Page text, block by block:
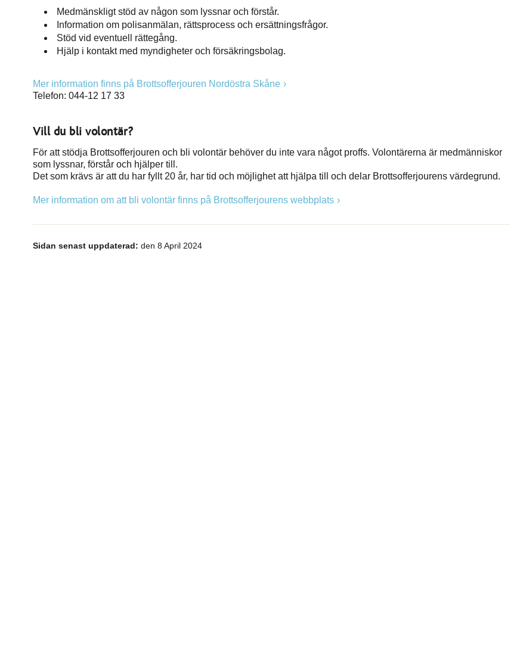
Medmänskligt stöd av någon som lyssnar och förstår.
Information om polisanmälan, rättsprocess och ersättningsfrågor.
Stöd vid eventuell rättegång.
Hjälp i kontakt med myndigheter och försäkringsbolag.
Mer information finns på Brottsofferjouren Nordöstra Skåne
Telefon: 044-12 17 33
Vill du bli volontär?
För att stödja Brottsofferjouren och bli volontär behöver du inte vara något proffs. Volontärerna är medmänniskor
som lyssnar, förstår och hjälper till.
Det som krävs är att du har fyllt 20 år, har tid och möjlighet att hjälpa till och delar Brottsofferjourens värdegrund.
Mer information om att bli volontär finns på Brottsofferjourens webbplats
Sidan senast uppdaterad: den 8 April 2024